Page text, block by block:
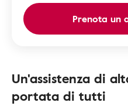
Prenota un
Un'assistenza di
portata di tutti